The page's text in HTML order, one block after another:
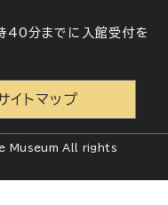
分までに入館受付を
イトマップ
Museum All rights